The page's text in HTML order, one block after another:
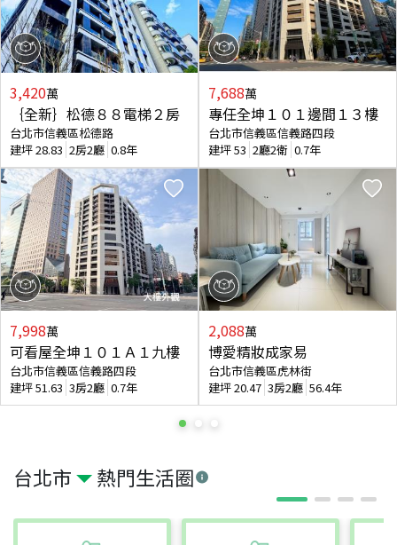
台北市 熱門生活圈
3,420萬
｛全新｝松德８８電梯２房
台北市信義區松德路
建坪28.83 2房2廳 0.8年
7,998萬
可看屋全坤１０１Ａ１九樓
台北市信義區信義路四段
建坪51.63 3房2廳 0.7年
7,688萬
專任全坤１０１邊間１３樓
台北市信義區信義路四段
建坪53 2廳2衛 0.7年
2,088萬
博愛精妝成家易
台北市信義區虎林街
建坪20.47 3房2廳 56.4年